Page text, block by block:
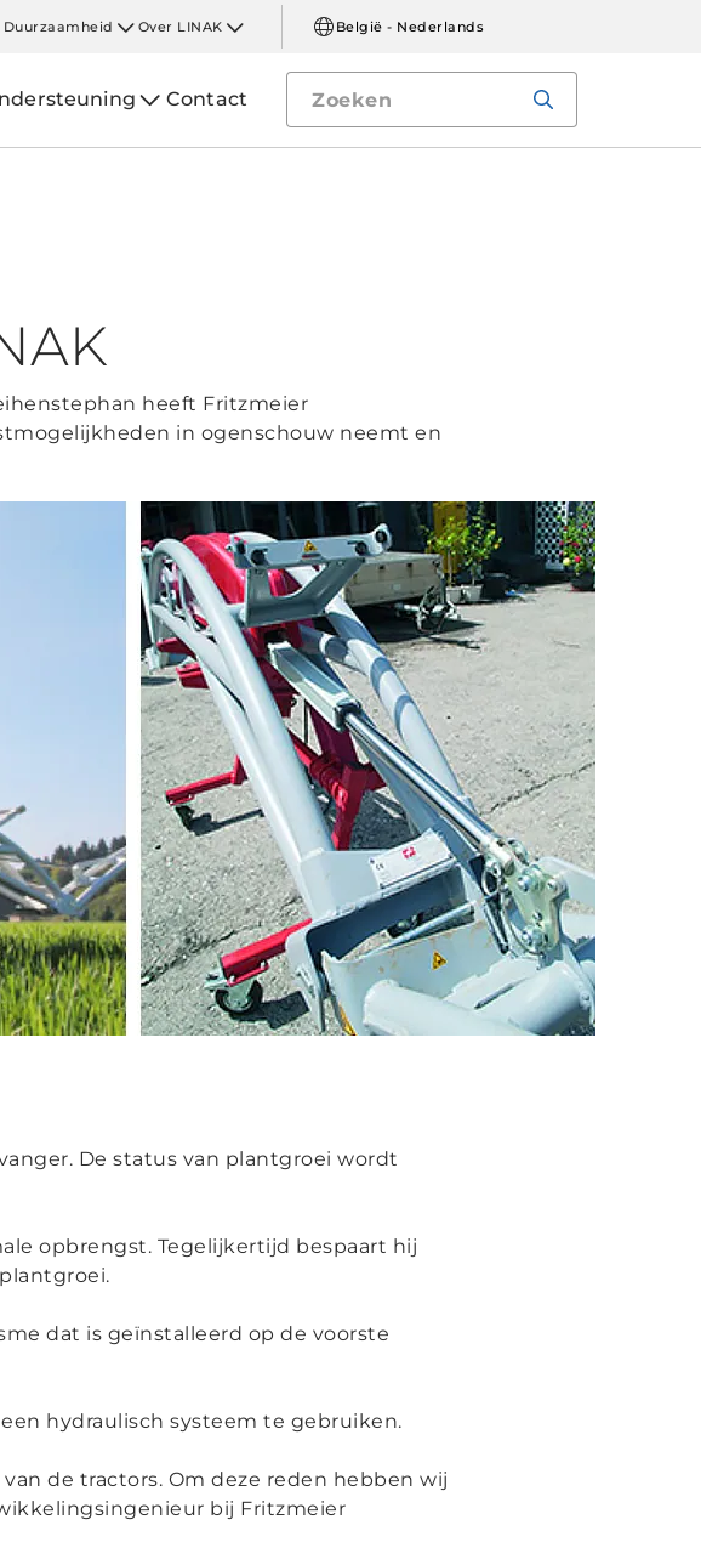
Duurzaamheid Over LINAK België - Nederlands
Contact
heeft Fritzmeier
in ogenschouw neemt en
De status van plantgroei wordt
opbrengst. Tegelijkertijd bespaart hij
dat is geïnstalleerd op de voorste
hydraulisch systeem te gebruiken.
de tractors. Om deze reden hebben wij
bij Fritzmeier